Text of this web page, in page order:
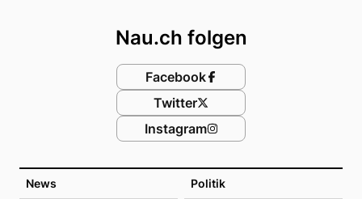
News Politik
Nau.ch folgen
Facebook
Twitter
Instagram